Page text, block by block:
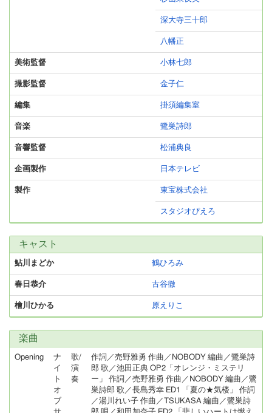
深大寺三十郎
八幡正
美術監督 小林七郎
撮影監督 金子仁
編集 掛須編集室
音楽 鷺巣詩郎
音響監督 松浦典良
企画製作 日本テレビ
製作 東宝株式会社
スタジオぴえろ
キャスト
鮎川まどか 鶴ひろみ
春日恭介 古谷徹
檜川ひかる 原えりこ
楽曲
Opening
ナ
イ
ト
オ
ブ
歌/
演
奏
作詞／売野雅勇 作曲／NOBODY 編曲／鷺巣詩
郎 歌／池田正典 OP2「オレンジ・ミステリ
ー」 作詞／売野雅勇 作曲／NOBODY 編曲／鷺
巣詩郎 歌／長島秀幸 ED1 「夏の★気楼」 作詞
／湯川れい子 作曲／TSUKASA 編曲／鷺巣詩